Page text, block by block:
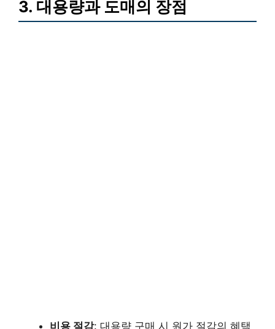
3. 대용량과 도매의 장점
비용 절감: 대용량 구매 시 원가 절감의 혜택